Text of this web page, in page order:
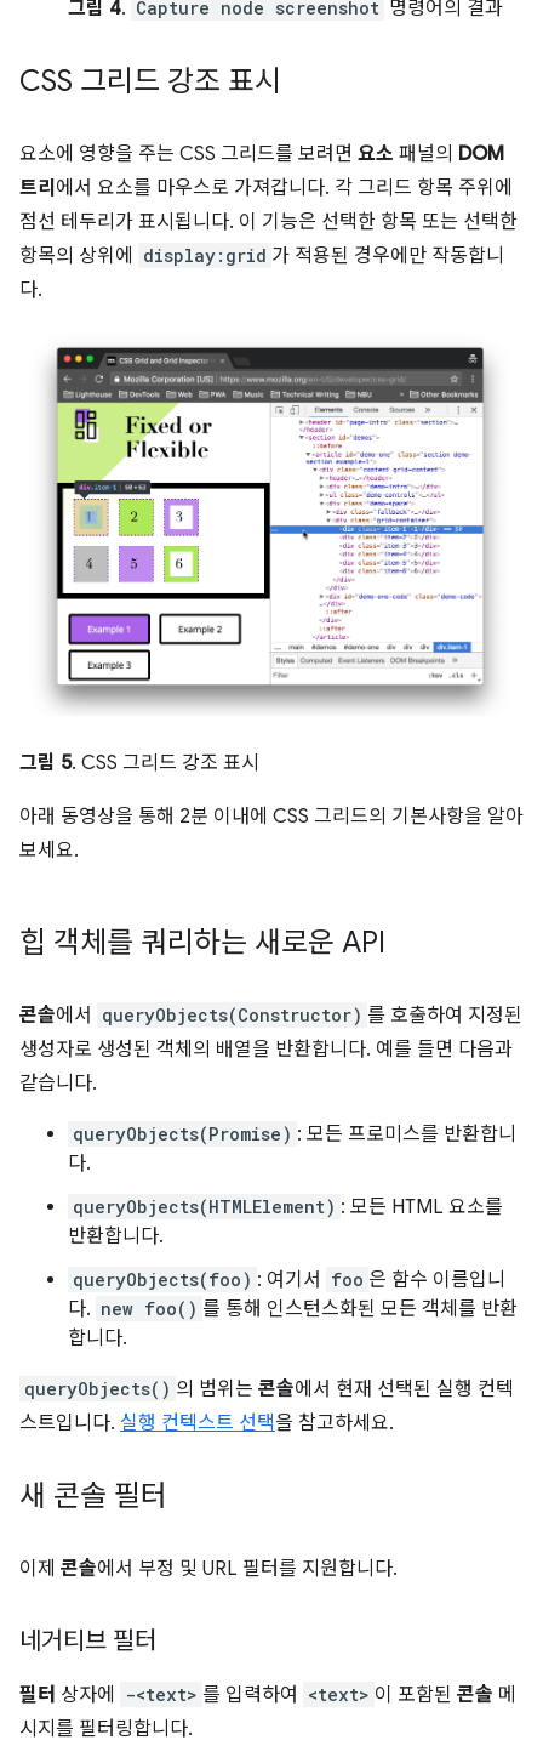
그림 4. Capture node screenshot 명령어의 결과
CSS 그리드 강조 표시
요소에 영향을 주는 CSS 그리드를 보려면 요소 패널의 DOM
트리 에서 요소를 마우스로 가져갑니다. 각 그리드 항목 주위에
점선 테두리가 표시됩니다. 이 기능은 선택한 항목 또는 선택한
항목의 상위에
display:grid 가 적용된 경우에만 작동합니
다.
그림 5. CSS 그리드 강조 표시
아래 동영상을 통해 2분 이내에 CSS 그리드의 기본사항을 알아
보세요.
힙 객체를 쿼리하는 새로운 API
콘솔에서 queryObjects(Constructor) 를 호출하여 지정된
생성자로 생성된 객체의 배열을 반환합니다. 예를 들면 다음과
같습니다.
queryObjects(Promise) : 모든 프로미스를 반환합니
다.
queryObjects(HTMLElement) : 모든 HTML 요소를
반환합니다.
queryObjects(foo) : 여기서 foo 은 함수 이름입니
다. new foo() 를 통해 인스턴스화된 모든 객체를 반환
합니다.
queryObjects() 의 범위는 콘솔에서 현재 선택된 실행 컨텍
스트입니다. 실행 컨텍스트 선택을 참고하세요.
새 콘솔 필터
이제 콘솔에서 부정 및 URL 필터를 지원합니다.
네거티브 필터
필터 상자에 -<text> 를 입력하여 <text> 이 포함된 콘솔 메
시지를 필터링합니다.